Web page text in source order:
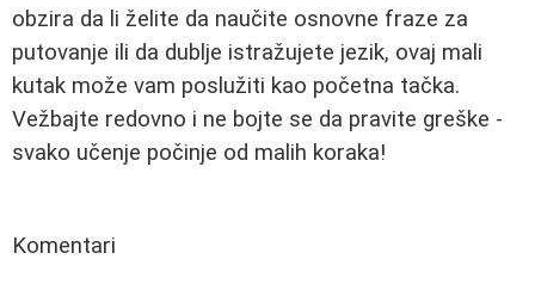
obzira da li želite da naučite osnovne fraze za
putovanje ili da dublje istražujete jezik, ovaj mali
kutak može vam poslužiti kao početna tačka.
Vežbajte redovno i ne bojte se da pravite greške -
svako učenje počinje od malih koraka!
Komentari